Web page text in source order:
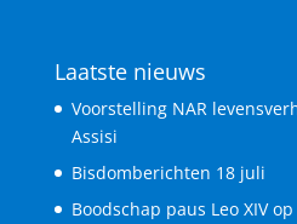
Laatste nieuws
Voorstelling NAR
Assisi
Bisdomberichten 18 juli
Boodschap paus Leo XIV